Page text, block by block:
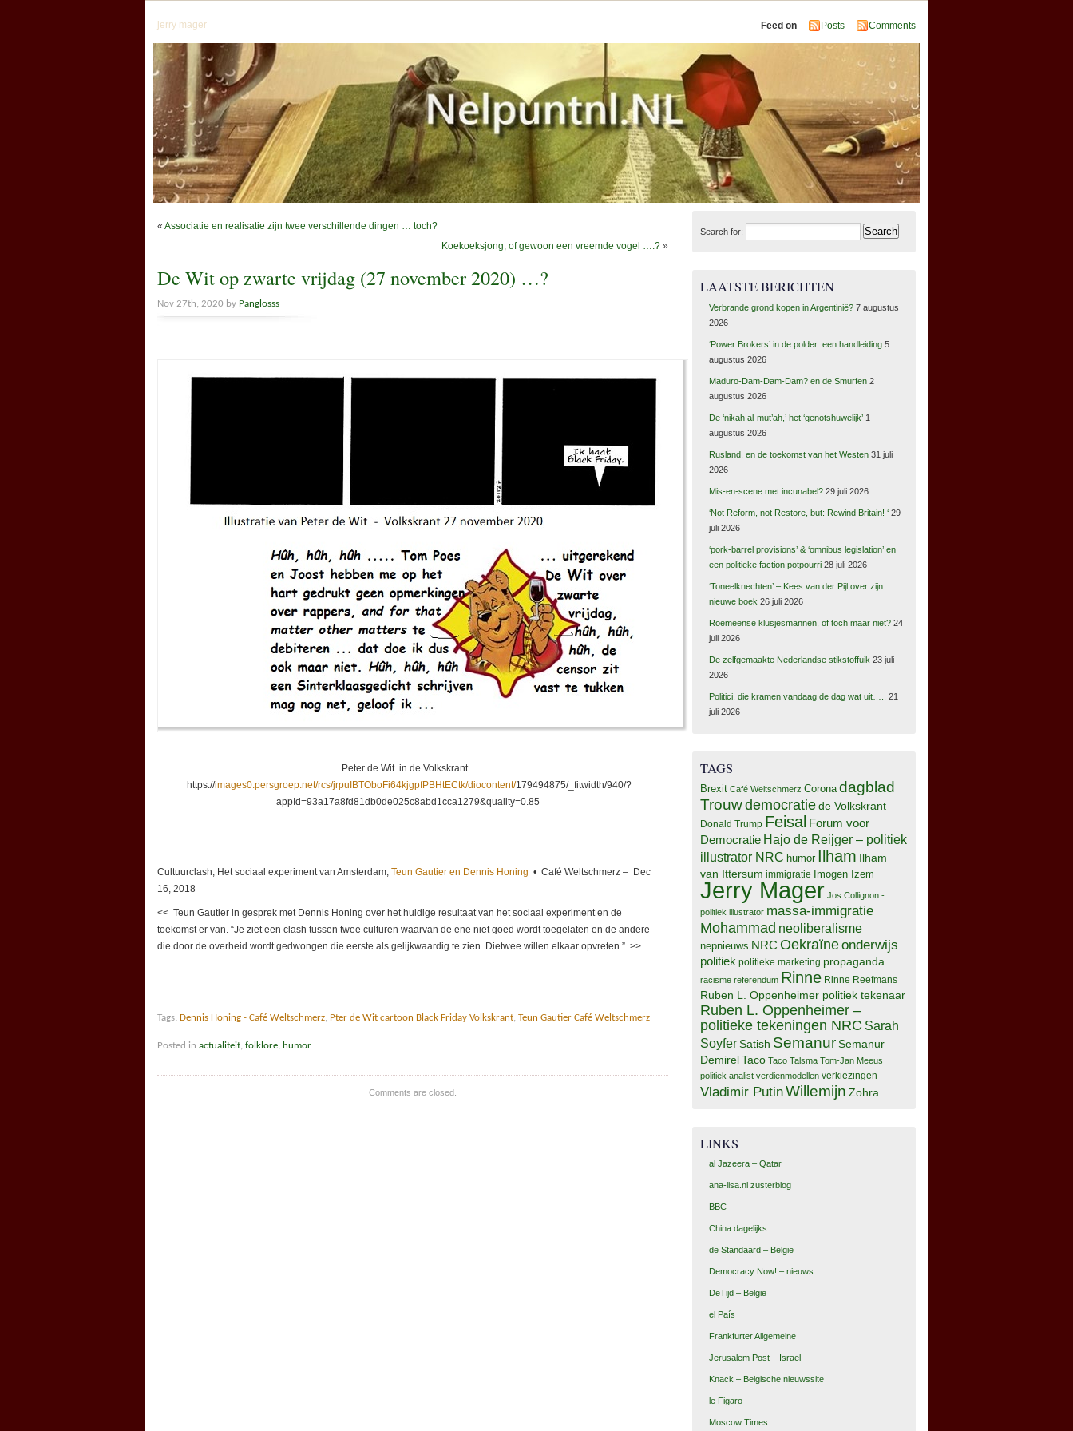
jerry mager Feed on Posts Comments
« Associatie en realisatie zijn twee verschillende dingen … toch?
Koekoeksjong, of gewoon een vreemde vogel ….? »
De Wit op zwarte vrijdag (27 november 2020) …?
Nov 27th, 2020 by Panglosss
Peter de Wit in de Volkskrant
https://images0.persgroep.net/rcs/jrpuIBTOboFi64kjgpfPBHtECtk/diocontent/179494875/_fitwidth/940/?
appId=93a17a8fd81db0de025c8abd1cca1279&quality=0.85
Cultuurclash; Het sociaal experiment van Amsterdam; Teun Gautier en Dennis Honing • Café Weltschmerz – Dec
16, 2018
<< Teun Gautier in gesprek met Dennis Honing over het huidige resultaat van het sociaal experiment en de
toekomst er van. “Je ziet een clash tussen twee culturen waarvan de ene niet goed wordt toegelaten en de andere
die door de overheid wordt gedwongen die eerste als gelijkwaardig te zien. Dietwee willen elkaar opvreten.” >>
Tags: Dennis Honing - Café Weltschmerz, Pter de Wit cartoon Black Friday Volkskrant, Teun Gautier Café Weltschmerz
Posted in actualiteit, folklore, humor
Comments are closed.
Search for:
LAATSTE BERICHTEN
Verbrande grond kopen in Argentinië? 7 augustus
2026
‘Power Brokers’ in de polder: een handleiding 5
augustus 2026
Maduro-Dam-Dam-Dam? en de Smurfen 2
augustus 2026
De ‘nikah al-mut’ah,’ het ‘genotshuwelijk’ 1
augustus 2026
Rusland, en de toekomst van het Westen 31 juli
2026
Mis-en-scene met incunabel? 29 juli 2026
‘Not Reform, not Restore, but: Rewind Britain! ‘ 29
juli 2026
‘pork-barrel provisions’ & ‘omnibus legislation’ en
een politieke faction potpourri 28 juli 2026
‘Toneelknechten’ – Kees van der Pijl over zijn
nieuwe boek 26 juli 2026
Roemeense klusjesmannen, of toch maar niet? 24
juli 2026
De zelfgemaakte Nederlandse stikstoffuik 23 juli
2026
Politici, die kramen vandaag de dag wat uit…..
21
juli 2026
TAGS
Brexit Café Weltschmerz Corona dagblad
Trouwdemocratiede Volkskrant
Donald Trump Feisal Forum voor
Democratie Hajo de Reijger – politiek
illustrator NRC humor Ilham Ilham
van Ittersum immigratie Imogen Izem
Jerry Mager Jos Collignon -
politiek illustrator massa-immigratie
Mohammad neoliberalisme
nepnieuws NRC Oekraïneonderwijs
politiek politieke marketing propaganda
racisme referendum Rinne Rinne Reefmans
Ruben L. Oppenheimer politiek tekenaar
Ruben L. Oppenheimer –
politieke tekeningen NRC Sarah
Soyfer Satish SemanurSemanur
DemirelTaco Taco Talsma Tom-Jan Meeus
politiek analist verdienmodellen verkiezingen
Vladimir PutinWillemijn Zohra
LINKS
al Jazeera – Qatar
ana-lisa.nl zusterblog
BBC
China dagelijks
de Standaard – België
Democracy Now! – nieuws
DeTijd – België
el País
Frankfurter Allgemeine
Jerusalem Post – Israel
Knack – Belgische nieuwssite
le Figaro
Moscow Times